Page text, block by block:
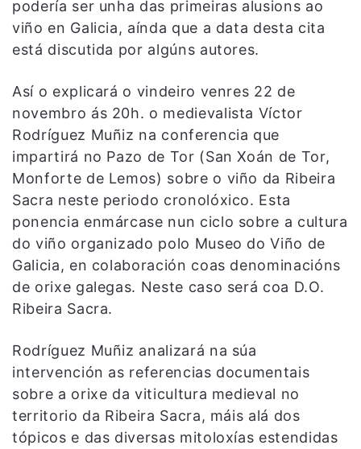
podería ser unha das primeiras alusions ao
viño en Galicia, aínda que a data desta cita
está discutida por algúns autores.
Así o explicará o vindeiro venres 22 de
novembro ás 20h. o medievalista Víctor
Rodríguez Muñiz na conferencia que
impartirá no Pazo de Tor (San Xoán de Tor,
Monforte de Lemos) sobre o viño da Ribeira
Sacra neste periodo cronolóxico. Esta
ponencia enmárcase nun ciclo sobre a cultura
do viño organizado polo Museo do Viño de
Galicia, en colaboración coas denominacións
de orixe galegas. Neste caso será coa D.O.
Ribeira Sacra.
Rodríguez Muñiz analizará na súa
intervención as referencias documentais
sobre a orixe da viticultura medieval no
territorio da Ribeira Sacra, máis alá dos
tópicos e das diversas mitoloxías estendidas